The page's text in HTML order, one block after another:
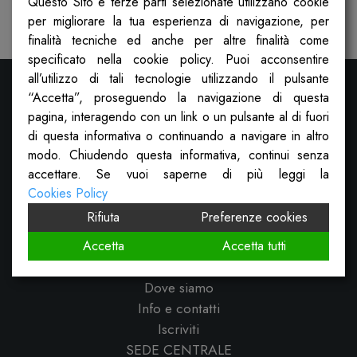
Pubblicato il
21 Ottobre 2022
Cosa facciamo
Sportello sociale
Calcolatrice dei diritti
Dove siamo
Info e contatti
Iscriviti
SEDE CENTRALE
per migliorare la tua esperienza di navigazione, per
finalità tecniche ed anche per altre finalità come
specificato nella cookie policy. Puoi acconsentire
all’utilizzo di tali tecnologie utilizzando il pulsante
“Accetta”, proseguendo la navigazione di questa
pagina, interagendo con un link o un pulsante al di fuori
di questa informativa o continuando a navigare in altro
modo. Chiudendo questa informativa, continui senza
accettare. Se vuoi saperne di più leggi la
Cookies Policy
Rifiuta
Preferenze cookies
Accetta
Accetta tutti